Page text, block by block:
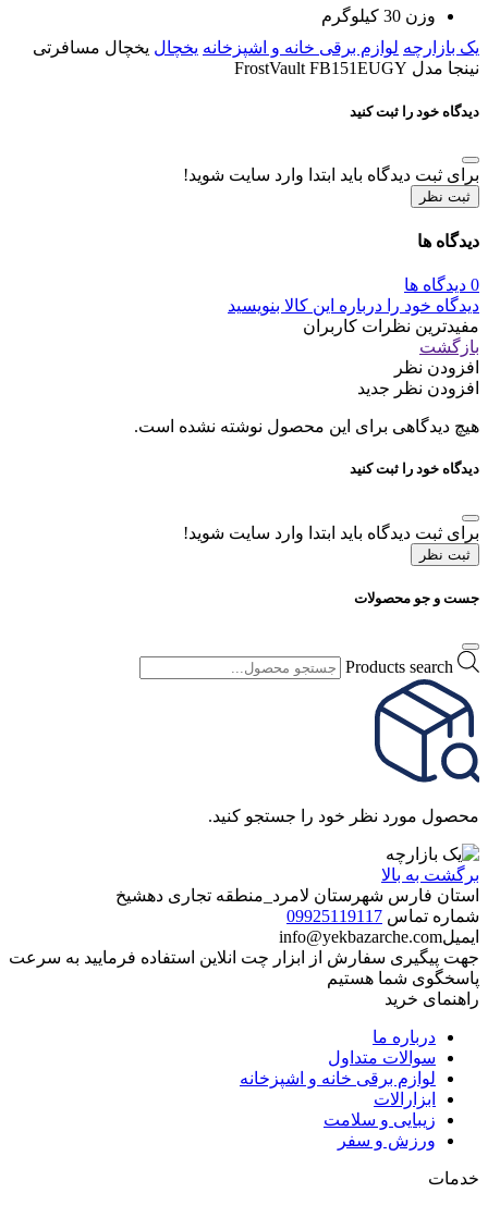
وزن 30 کیلوگرم
یک بازارچه لوازم برقی خانه و اشپزخانه یخچال یخچال مسافرتی
نینجا مدل FrostVault FB151EUGY
دیدگاه خود را ثبت کنید
برای ثبت دیدگاه باید ابتدا وارد سایت شوید!
ثبت نظر
دیدگاه ها
0 دیدگاه ها
دیدگاه خود را درباره این کالا بنویسید
مفیدترین نظرات کاربران
بازگشت
افزودن نظر
افزودن نظر جدید
هیچ دیدگاهی برای این محصول نوشته نشده است.
دیدگاه خود را ثبت کنید
برای ثبت دیدگاه باید ابتدا وارد سایت شوید!
ثبت نظر
جست و جو محصولات
Products search
محصول مورد نظر خود را جستجو کنید.
برگشت به بالا
استان فارس شهرستان لامرد_منطقه تجاری دهشیخ
شماره تماس 09925119117
ایمیلinfo@yekbazarche.com
جهت پیگیری سفارش از ابزار چت انلاین استفاده فرمایید به سرعت
پاسخگوی شما هستیم
راهنمای خرید
درباره ما
سوالات متداول
لوازم برقی خانه و اشپزخانه
ابزارالات
زیبایی و سلامت
ورزش و سفر
خدمات